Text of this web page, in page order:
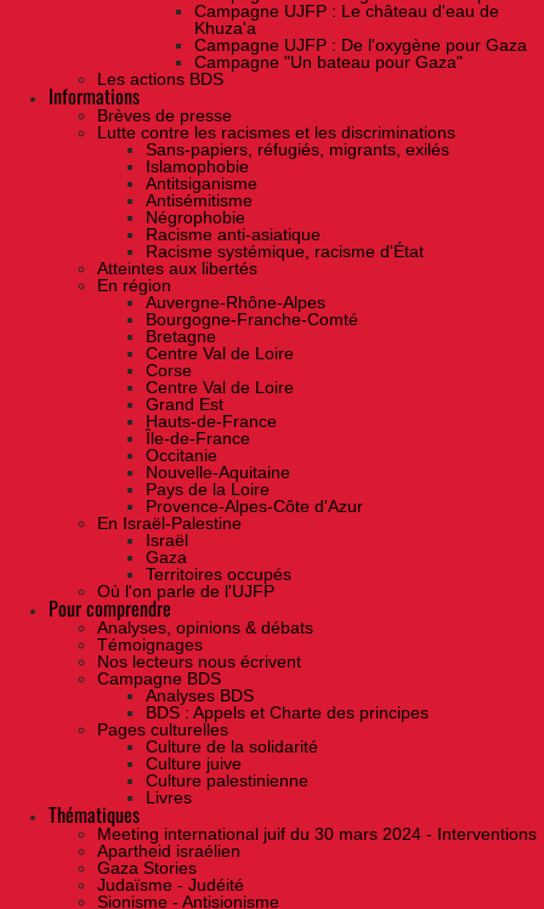
Campagne UJFP : Le château d'eau de
Khuza'a
Campagne UJFP : De l'oxygène pour Gaza
Campagne "Un bateau pour Gaza"
Les actions BDS
Informations
Brèves de presse
Lutte contre les racismes et les discriminations
Sans-papiers, réfugiés, migrants, exilés
Islamophobie
Antitsiganisme
Antisémitisme
Négrophobie
Racisme anti-asiatique
Racisme systémique, racisme d'État
Atteintes aux libertés
En région
Auvergne-Rhône-Alpes
Bourgogne-Franche-Comté
Bretagne
Centre Val de Loire
Corse
Centre Val de Loire
Grand Est
Hauts-de-France
Île-de-France
Occitanie
Nouvelle-Aquitaine
Pays de la Loire
Provence-Alpes-Côte d'Azur
En Israël-Palestine
Israël
Gaza
Territoires occupés
Où l'on parle de l'UJFP
Pour comprendre
Analyses, opinions & débats
Témoignages
Nos lecteurs nous écrivent
Campagne BDS
Analyses BDS
BDS : Appels et Charte des principes
Pages culturelles
Culture de la solidarité
Culture juive
Culture palestinienne
Livres
Thématiques
Meeting international juif du 30 mars 2024 - Interventions
Apartheid israélien
Gaza Stories
Judaïsme - Judéité
Sionisme - Antisionisme